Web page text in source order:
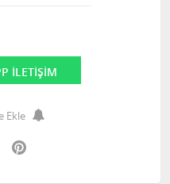
İLETIŞIM
Ekle
Twitter